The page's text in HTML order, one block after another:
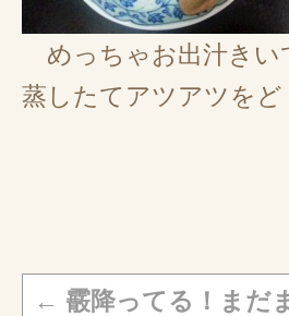
めっちゃお出汁きい
蒸したてアツアツを
← 霰降ってる！まだ